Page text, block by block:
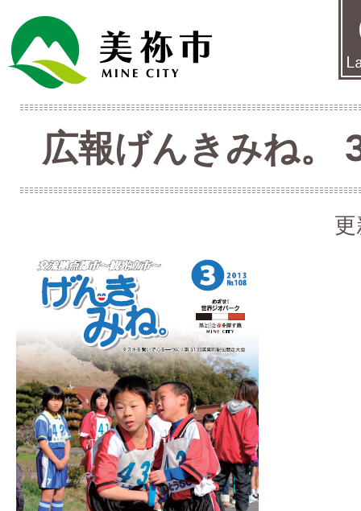
広報げんきみね。